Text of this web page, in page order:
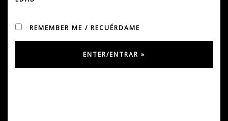
International
Brazil:
REMEMBER ME / RECUÉRDAME